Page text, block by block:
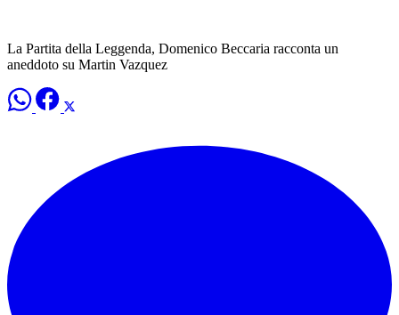
La Partita della Leggenda, Domenico Beccaria racconta un
aneddoto su Martin Vazquez